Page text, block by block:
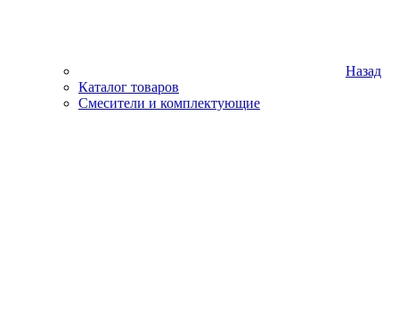
Назад
Каталог товаров
Смесители и комплектующие